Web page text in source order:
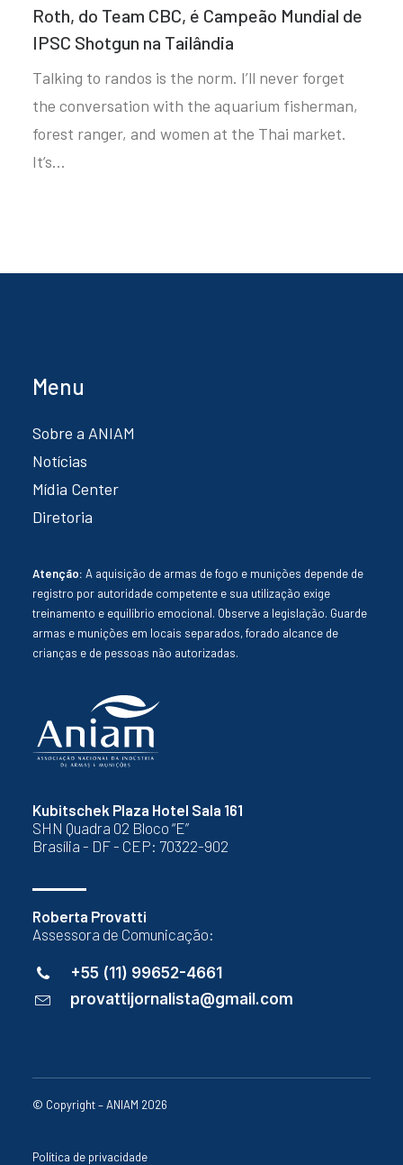
Roth, do Team CBC, é Campeão Mundial de
IPSC Shotgun na Tailândia
Talking to randos is the norm. I’ll never forget
the conversation with the aquarium fisherman,
forest ranger, and women at the Thai market.
It’s…
Kubitschek Plaza Hotel Sala 161
SHN Quadra 02 Bloco “E”
Brasília - DF - CEP: 70322-902
Roberta Provatti
Assessora de Comunicação:
+55 (11) 99652-4661
provattijornalista@gmail.com
Menu
Sobre a ANIAM
Notícias
Mídia Center
Diretoria
Atenção: A aquisição de armas de fogo e munições depende de
registro por autoridade competente e sua utilização exige
treinamento e equilíbrio emocional. Observe a legislação. Guarde
armas e munições em locais separados, forado alcance de
crianças e de pessoas não autorizadas.
© Copyright – ANIAM 2026
Política de privacidade